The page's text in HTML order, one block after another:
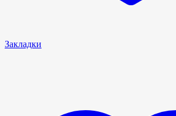
Закладки